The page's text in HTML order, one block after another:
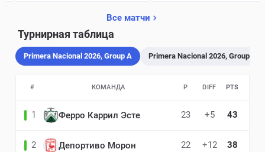
Все матчи
Турнирная таблица
Primera Nacional 2026, Group A Primera Nacional 2026, Group B
# КОМАНДА P DIFF PTS
1 Ферро Каррил Эсте 23 +5 43
2 Депортиво Морон 22 +12 38